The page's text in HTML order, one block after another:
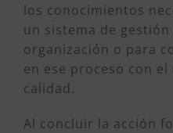
los conocimientos
un sistema de
organización o para
en ese proceso con
calidad.
Al concluir la acción